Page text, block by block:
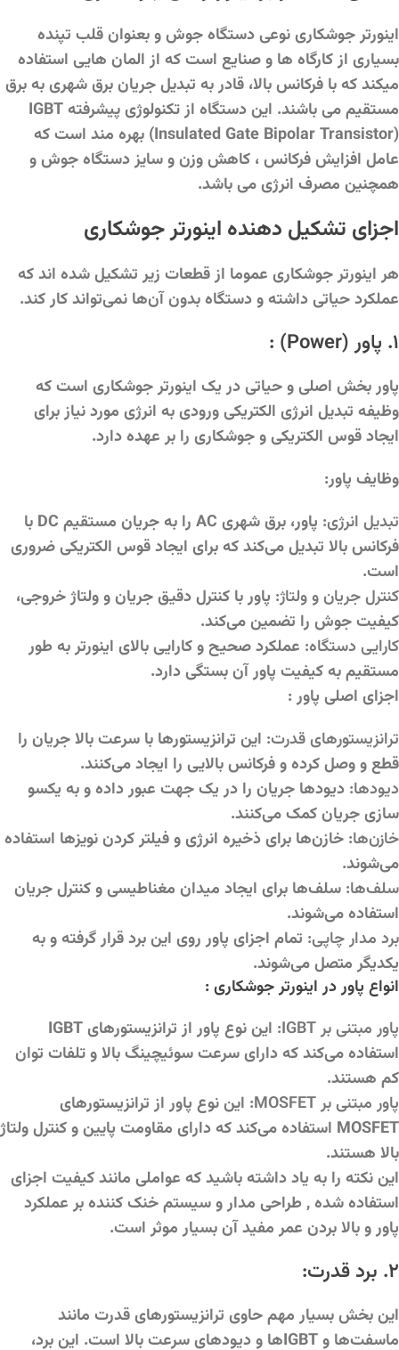
اینورتر جوشکاری نوعی دستگاه جوش و بعنوان قلب تپنده
بسیاری از کارگاه ها و صنایع است که از المان هایی استفاده
میکند که با فرکانس بالا، قادر به تبدیل جریان برق شهری به برق
مستقیم می باشند. این دستگاه از تکنولوژی پیشرفته IGBT
(Insulated Gate Bipolar Transistor) بهره مند است که
عامل افزایش فرکانس ، کاهش وزن و سایز دستگاه جوش و
همچنین مصرف انرژی می باشد.
اجزای تشکیل دهنده اینورتر جوشکاری
هر اینورتر جوشکاری عموما از قطعات زیر تشکیل شده اند که
عملکرد حیاتی داشته و دستگاه بدون آن‌ها نمی‌تواند کار کند.
۱. پاور (Power) :
پاور بخش اصلی و حیاتی در یک اینورتر جوشکاری است که
وظیفه تبدیل انرژی الکتریکی ورودی به انرژی مورد نیاز برای
ایجاد قوس الکتریکی و جوشکاری را بر عهده دارد.
وظایف پاور:
تبدیل انرژی:
پاور، برق شهری AC را به جریان مستقیم DC با
فرکانس بالا تبدیل می‌کند که برای ایجاد قوس الکتریکی ضروری
است.
کنترل جریان و ولتاژ: پاور با کنترل دقیق جریان و ولتاژ خروجی،
کیفیت جوش را تضمین می‌کند.
کارایی دستگاه: عملکرد صحیح و کارایی بالای اینورتر به طور
مستقیم به کیفیت پاور آن بستگی دارد.
اجزای اصلی پاور :
ترانزیستورهای قدرت: این ترانزیستورها با سرعت بالا جریان را
قطع و وصل کرده و فرکانس بالایی را ایجاد می‌کنند.
دیودها: دیودها جریان را در یک جهت عبور داده و به یکسو
سازی جریان کمک می‌کنند.
خازن‌ها: خازن‌ها برای ذخیره انرژی و فیلتر کردن نویزها استفاده
می‌شوند.
سلف‌ها: سلف‌ها برای ایجاد میدان مغناطیسی و کنترل جریان
استفاده می‌شوند.
برد مدار چاپی: تمام اجزای پاور روی این برد قرار گرفته و به
یکدیگر متصل می‌شوند.
انواع پاور در اینورتر جوشکاری :
پاور مبتنی بر IGBT:
این نوع پاور از ترانزیستورهای IGBT
استفاده می‌کند که دارای سرعت سوئیچینگ بالا و تلفات توان
کم هستند.
پاور مبتنی بر MOSFET:
این نوع پاور از ترانزیستورهای
MOSFET استفاده می‌کند که دارای مقاومت پایین و کنترل ولتاژ
بالا هستند.
این نکته را به یاد داشته باشید که عواملی مانند کیفیت اجزای
استفاده شده , طراحی مدار و سیستم خنک کننده بر عملکرد
پاور و بالا بردن عمر مفید آن بسیار موثر است.
۲. برد قدرت:
این بخش بسیار مهم حاوی ترانزیستورهای قدرت مانند
ماسفت‌ها و IGBT‌ها و دیودهای سرعت بالا است. این برد،